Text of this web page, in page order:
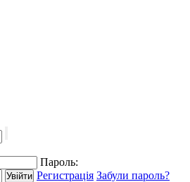
Пароль:
Регистрація Забули пароль?